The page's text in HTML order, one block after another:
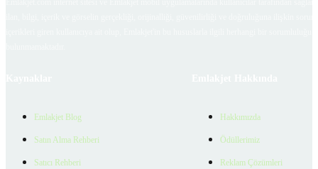
Emlakjet Blog
Satın Alma Rehberi
Satıcı Rehberi
Hakkımızda
Ödüllerimiz
Reklam Çözümleri